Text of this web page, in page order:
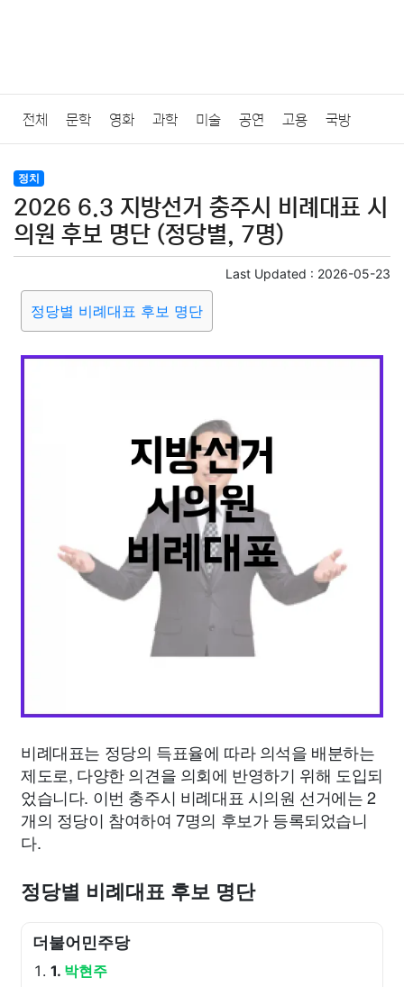
전체 문학 영화 과학 미술 공연 고용 국방
법률
질병 가요 방송 일상 주식 암호화폐 블록체인
미용 증권 인테리어
요리 상품리뷰 원예 금융
의료
교육 교통 생활
정치
2026 6.3 지방선거 충주시 비례대표 시
의원 후보 명단 (정당별, 7명)
Last Updated : 2026-05-23
정당별 비례대표 후보 명단
비례대표는 정당의 득표율에 따라 의석을 배분하는
제도로, 다양한 의견을 의회에 반영하기 위해 도입되
었습니다. 이번 충주시 비례대표 시의원 선거에는 2
개의 정당이 참여하여 7명의 후보가 등록되었습니
다.
정당별 비례대표 후보 명단
더불어민주당
1. 박현주